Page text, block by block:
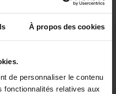
À propos des cookies
de personnaliser le contenu
fonctionnalités relatives aux
also bought
NEW